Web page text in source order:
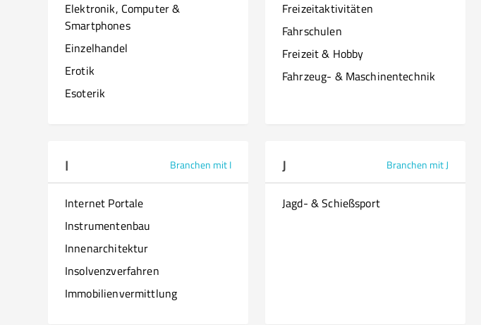
Elektronik, Computer &
Smartphones
Einzelhandel
Erotik
Esoterik
Freizeitaktivitäten
Fahrschulen
Freizeit & Hobby
Fahrzeug- & Maschinentechnik
I Branchen mit I
Internet Portale
Instrumentenbau
Innenarchitektur
Insolvenzverfahren
Immobilienvermittlung
J Branchen mit J
Jagd- & Schießsport